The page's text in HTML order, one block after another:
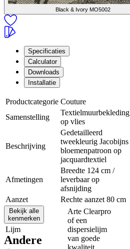
Black & Ivory MO5002
Specificaties
Calculator
Downloads
Installatie
Productcategorie Couture
Samenstelling
Textielmuurbekleding
op vlies
Beschrijving
Gedetailleerd
tweekleurig Jacobijns
bloemenpatroon op
jacquardtextiel
Afmetingen
Breedte 124 cm /
leverbaar op
afsnijding
Aanzet
Rechte aanzet 80 cm
Lijm
Arte Clearpro
of een
dispersielijm
van goede
Bekijk alle
kenmerken
Andere